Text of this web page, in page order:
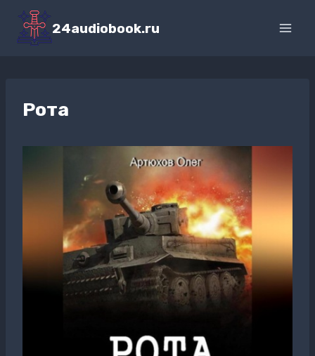
Перейти
содержимому
24audiobook.ru
Рота